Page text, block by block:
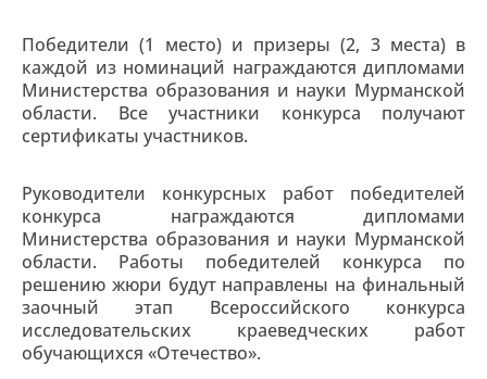
Победители (1 место) и призеры (2, 3 места) в
каждой из номинаций награждаются дипломами
Министерства образования и науки Мурманской
области. Все участники конкурса получают
сертификаты участников.
Руководители конкурсных работ победителей
конкурса награждаются дипломами
Министерства образования и науки Мурманской
области. Работы победителей конкурса по
решению жюри будут направлены на финальный
заочный этап Всероссийского конкурса
исследовательских краеведческих работ
обучающихся «Отечество».